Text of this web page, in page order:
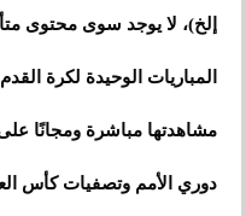
إلخ)، لا يوجد سوى محتوى
المباريات الوحيدة لكرة
مشاهدتها مباشرة ومجانًا
دوري الأمم وتصفيات كأس